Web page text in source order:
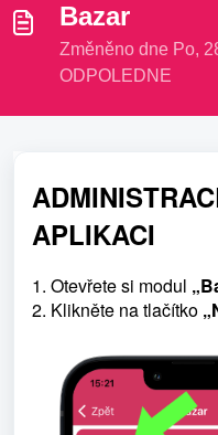
Bazar
Změněno dne Po,
ODPOLEDNE
APLIKACI
1. Otevřete si modul
2. Klikněte na tlačítko